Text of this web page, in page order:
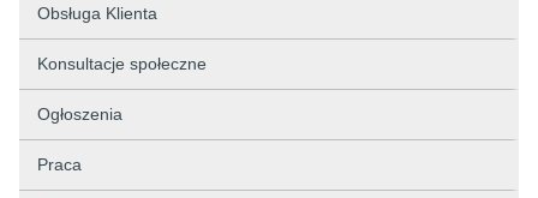
Obsługa Klienta
Konsultacje społeczne
Ogłoszenia
Praca